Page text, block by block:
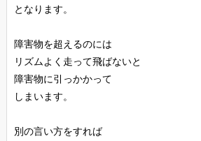
となります。
障害物を超えるのには
リズムよく走って飛ばないと
障害物に引っかかって
しまいます。
別の言い方をすれば